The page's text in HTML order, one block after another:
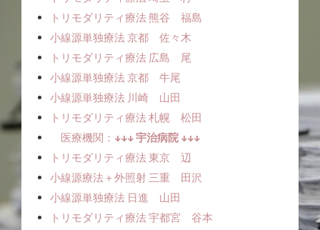
トリモダリティ療法 熊谷 福島
小線源単独療法ㅤ 京都 佐々木
トリモダリティ療法 広島 尾
小線源単独療法ㅤㅤ 京都 牛尾
小線源単独療法ㅤㅤ 川崎 山田
トリモダリティ療法 札幌 松田
医療機関： ↓↓↓ 宇治病院 ↓↓↓
トリモダリティ療法 東京 辺
小線源療法＋外照射 三重 田沢
小線源単独療法ㅤㅤ 日進 山田
トリモダリティ療法 宇都宮 谷本